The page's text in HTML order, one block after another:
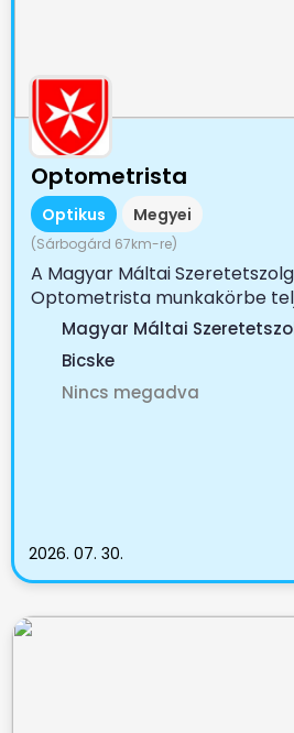
Optometrista
Optikus Megyei
(Sárbogárd 67km-re)
A Magyar Máltai
Optometrista munkakörbe
részmunkaidőbe ...
Magyar Máltai
Bicske
Nincs megadva
2026. 07. 30.